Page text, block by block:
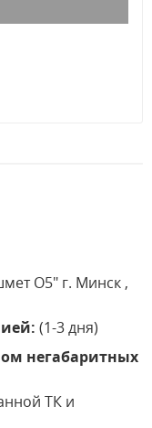
О5" г. Минск ,
(1-3 дня)
негабаритных
ТК и